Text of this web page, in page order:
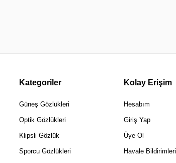
Kategoriler
Güneş Gözlükleri
Optik Gözlükleri
Klipsli Gözlük
Sporcu Gözlükleri
Kolay Erişim
Hesabım
Giriş Yap
Üye Ol
Havale Bildirimleri